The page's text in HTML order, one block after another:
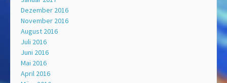
Dezember 2016
November 2016
August 2016
Juli 2016
Juni 2016
Mai 2016
April 2016